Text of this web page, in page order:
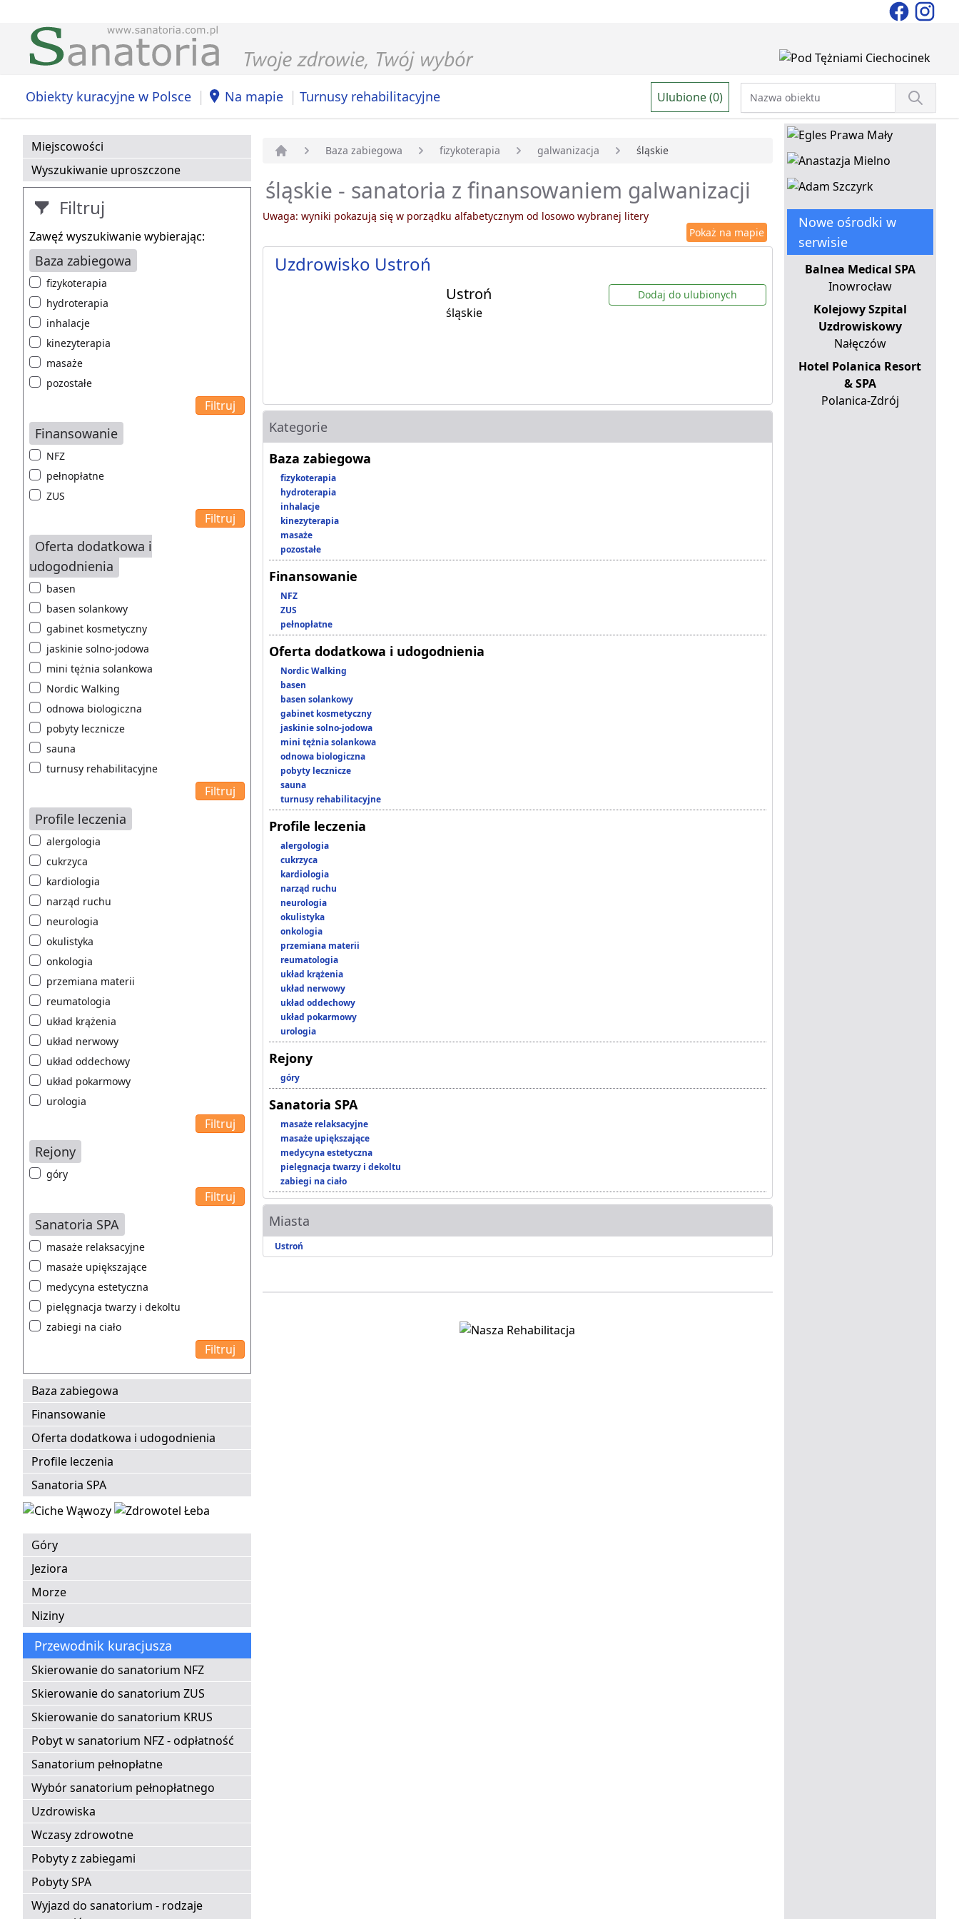
Obiekty kuracyjne w Polsce | Na mapie | Turnusy rehabilitacyjne Ulubione (0)
Miejscowości
Wyszukiwanie uproszczone
Filtruj
Zawęź wyszukiwanie wybierając:
Baza zabiegowa
fizykoterapia
hydroterapia
inhalacje
kinezyterapia
masaże
pozostałe
Finansowanie
NFZ
pełnopłatne
ZUS
Oferta dodatkowa i
udogodnienia
basen
basen solankowy
gabinet kosmetyczny
jaskinie solno-jodowa
mini tężnia solankowa
Nordic Walking
odnowa biologiczna
pobyty lecznicze
sauna
turnusy rehabilitacyjne
Profile leczenia
alergologia
cukrzyca
kardiologia
narząd ruchu
neurologia
okulistyka
onkologia
przemiana materii
reumatologia
układ krążenia
układ nerwowy
układ oddechowy
układ pokarmowy
urologia
Rejony
góry
Sanatoria SPA
masaże relaksacyjne
masaże upiększające
medycyna estetyczna
pielęgnacja twarzy i dekoltu
zabiegi na ciało
Baza zabiegowa
Finansowanie
Oferta dodatkowa i udogodnienia
Profile leczenia
Sanatoria SPA
Góry
Jeziora
Morze
Niziny
Przewodnik kuracjusza
Skierowanie do sanatorium NFZ
Skierowanie do sanatorium ZUS
Skierowanie do sanatorium KRUS
Pobyt w sanatorium NFZ - odpłatność
Sanatorium pełnopłatne
Wybór sanatorium pełnopłatnego
Uzdrowiska
Wczasy zdrowotne
Pobyty z zabiegami
Pobyty SPA
Wyjazd do sanatorium - rodzaje
Baza zabiegowa fizykoterapia galwanizacja śląskie
śląskie - sanatoria z finansowaniem galwanizacji
Uwaga: wyniki pokazują się w porządku alfabetycznym od losowo wybranej litery
Pokaż na mapie
Uzdrowisko Ustroń
Ustroń
śląskie
Dodaj do ulubionych
Kategorie
Baza zabiegowa
fizykoterapia
hydroterapia
inhalacje
kinezyterapia
masaże
pozostałe
Finansowanie
NFZ
ZUS
pełnopłatne
Oferta dodatkowa i udogodnienia
Nordic Walking
basen
basen solankowy
gabinet kosmetyczny
jaskinie solno-jodowa
mini tężnia solankowa
odnowa biologiczna
pobyty lecznicze
sauna
turnusy rehabilitacyjne
Profile leczenia
alergologia
cukrzyca
kardiologia
narząd ruchu
neurologia
okulistyka
onkologia
przemiana materii
reumatologia
układ krążenia
układ nerwowy
układ oddechowy
układ pokarmowy
urologia
Rejony
góry
Sanatoria SPA
masaże relaksacyjne
masaże upiększające
medycyna estetyczna
pielęgnacja twarzy i dekoltu
zabiegi na ciało
Miasta
Ustroń
Nowe ośrodki w
serwisie
Balnea Medical SPA
Inowrocław
Kolejowy Szpital
Uzdrowiskowy
Nałęczów
Hotel Polanica Resort
& SPA
Polanica-Zdrój